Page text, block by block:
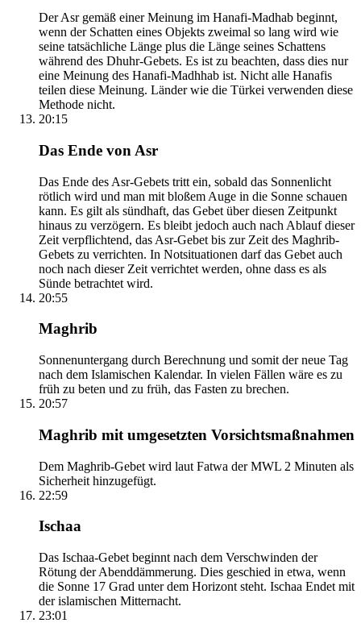
Der Asr gemäß einer Meinung im Hanafi-Madhab beginnt,
wenn der Schatten eines Objekts zweimal so lang wird wie
seine tatsächliche Länge plus die Länge seines Schattens
während des Dhuhr-Gebets. Es ist zu beachten, dass dies nur
eine Meinung des Hanafi-Madhhab ist. Nicht alle Hanafis
teilen diese Meinung. Länder wie die Türkei verwenden diese
Methode nicht.
20:15
Das Ende von Asr
Das Ende des Asr-Gebets tritt ein, sobald das Sonnenlicht
rötlich wird und man mit bloßem Auge in die Sonne schauen
kann. Es gilt als sündhaft, das Gebet über diesen Zeitpunkt
hinaus zu verzögern. Es bleibt jedoch auch nach Ablauf dieser
Zeit verpflichtend, das Asr-Gebet bis zur Zeit des Maghrib-
Gebets zu verrichten. In Notsituationen darf das Gebet auch
noch nach dieser Zeit verrichtet werden, ohne dass es als
Sünde betrachtet wird.
20:55
Maghrib
Sonnenuntergang durch Berechnung und somit der neue Tag
nach dem Islamischen Kalendar. In vielen Fällen wäre es zu
früh zu beten und zu früh, das Fasten zu brechen.
20:57
Maghrib mit umgesetzten Vorsichtsmaßnahmen
Dem Maghrib-Gebet wird laut Fatwa der MWL 2 Minuten als
Sicherheit hinzugefügt.
22:59
Ischaa
Das Ischaa-Gebet beginnt nach dem Verschwinden der
Rötung der Abenddämmerung. Dies geschied in etwa, wenn
die Sonne 17 Grad unter dem Horizont steht. Ischaa Endet mit
der islamischen Mitternacht.
23:01